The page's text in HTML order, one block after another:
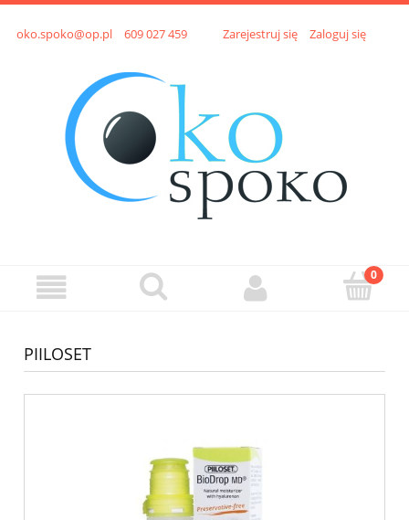
oko.spoko@op.pl 609 027 459 Zarejestruj się Zaloguj się
PIILOSET